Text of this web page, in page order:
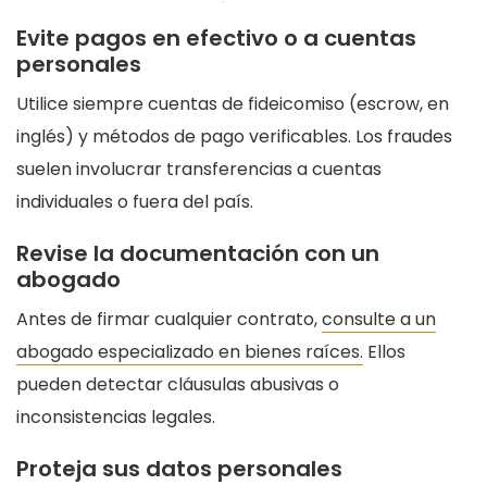
Evite pagos en efectivo o a cuentas
personales
Utilice siempre cuentas de fideicomiso (escrow, en
inglés) y métodos de pago verificables. Los fraudes
suelen involucrar transferencias a cuentas
individuales o fuera del país.
Revise la documentación con un
abogado
Antes de firmar cualquier contrato,consulte a un
abogado especializado en bienes raíces. Ellos
pueden detectar cláusulas abusivas o
inconsistencias legales.
Proteja sus datos personales